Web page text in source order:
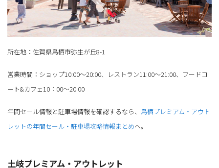
所在地：佐賀県鳥栖市弥生が丘8-1
営業時間：ショップ10:00～20:00、レストラン11:00～21:00、フードコ
ート&カフェ10：00～20:00
年間セール情報と駐車場情報を確認するなら、 鳥栖プレミアム・アウト
レットの年間セール・駐車場攻略情報まとめへ。
土岐プレミアム・アウトレット